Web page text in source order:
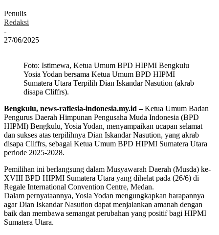
Penulis
Redaksi
-
27/06/2025
Foto: Istimewa, Ketua Umum BPD HIPMI Bengkulu
Yosia Yodan bersama Ketua Umum BPD HIPMI
Sumatera Utara Terpilih Dian Iskandar Nasution (akrab
disapa Cliffrs).
Bengkulu, news-raflesia-indonesia.my.id –Ketua Umum Badan
Pengurus Daerah Himpunan Pengusaha Muda Indonesia (BPD
HIPMI) Bengkulu, Yosia Yodan, menyampaikan ucapan selamat
dan sukses atas terpilihnya Dian Iskandar Nasution, yang akrab
disapa Cliffrs, sebagai Ketua Umum BPD HIPMI Sumatera Utara
periode 2025-2028.
Pemilihan ini berlangsung dalam Musyawarah Daerah (Musda) ke-
XVIII BPD HIPMI Sumatera Utara yang dihelat pada (26/6) di
Regale International Convention Centre, Medan.
‎Dalam pernyataannya, Yosia Yodan mengungkapkan harapannya
agar Dian Iskandar Nasution dapat menjalankan amanah dengan
baik dan membawa semangat perubahan yang positif bagi HIPMI
Sumatera Utara.